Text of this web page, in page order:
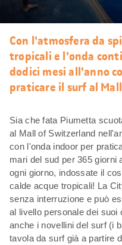
Con l'atmosfera da
tropicali e l'onda
dodici mesi all'anno
praticare il surf al
Sia che fata Piumetta
al Mall of Switzerland
con l'onda indoor per
mari del sud per 365 giorni
ogni giorno, indossate il
calde acque tropicali! La
senza interruzione e può
al livello personale dei suoi
anche i novellini del surf (i
tavola da surf già a partire